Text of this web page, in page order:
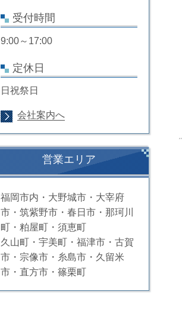
受付時間
9:00～17:00
定休日
日祝祭日
会社案内へ
営業エリア
福岡市内・大野城市・大宰府
市・筑紫野市・春日市・那珂川
町・粕屋町・須恵町
久山町・宇美町・福津市・古賀
市・宗像市・糸島市・久留米
市・直方市・篠栗町